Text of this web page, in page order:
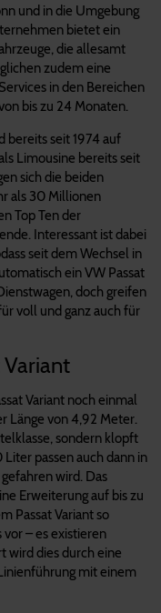
und in die Umgebung
bietet ein
die allesamt
zudem eine
in den Bereichen
bis zu 24 Monaten.
bereits seit 1974 auf
Limousine bereits seit
sich die beiden
als 30 Millionen
Top Ten der
Interessant ist dabei
seit dem Wechsel in
ein VW Passat
doch greifen
voll und ganz auch für
Variant
Variant noch einmal
Länge von 4,92 Meter.
sondern klopft
passen auch dann in
wird. Das
Erweiterung auf bis zu
Passat Variant so
vor – es existieren
wird dies durch eine
mit einem